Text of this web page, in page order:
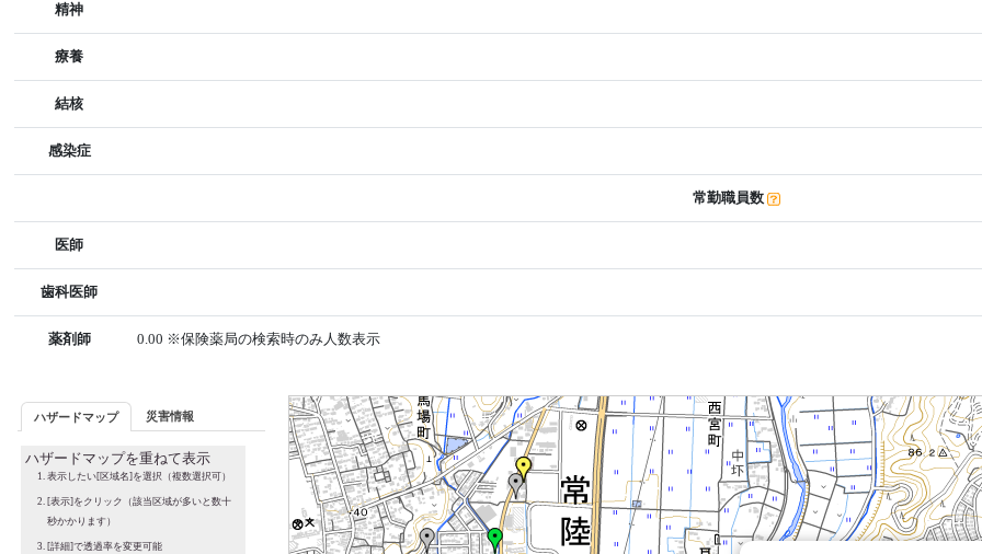
精神
療養
結核
感染症
常勤職員数
医師
歯科医師
薬剤師 0.00 ※保険薬局の検索時のみ人数表示
ハザードマップ 災害情報
ハザードマップを重ねて表示
表示したい[区域名]を選択（複数選択可）
[表示]をクリック（該当区域が多いと数十
秒かかります）
[詳細]で透過率を変更可能